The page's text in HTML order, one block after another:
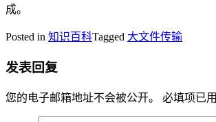
成。
Posted in 知识百科Tagged 大文件传输
发表回复
您的电子邮箱地址不会被公开。 必填项已用